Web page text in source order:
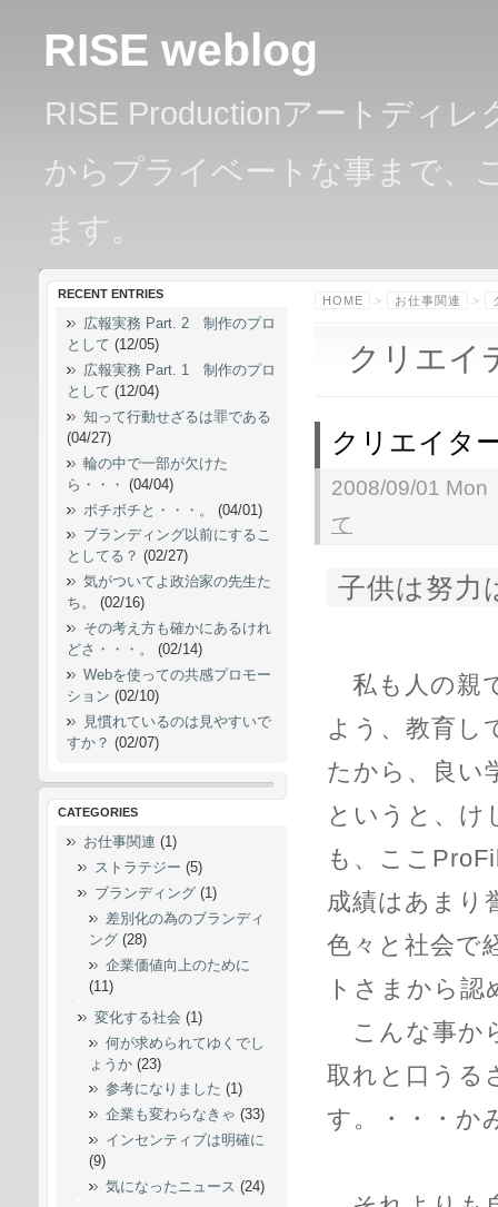
RISE weblog
RISE Productionアートディ
からプライベートな事まで、
ます。
HOME > お仕事関連 >
クリエイ
クリエイタ
2008/09/01 Mon
て
子供は努力
私も人の親
よう、教育し
たから、良い
というと、け
も、ここ
成績はあまり
色々と社会で
トさまから
こんな事か
取れと口うる
す。・・・か
RECENT ENTRIES
広報実務 Part. 2 制作のプロ
として (12/05)
広報実務 Part. 1 制作のプロ
として (12/04)
知って行動せざるは罪である
(04/27)
輪の中で一部が欠けた
ら・・・ (04/04)
ボチボチと・・・。
(04/01)
ブランディング以前にするこ
としてる？ (02/27)
気がついてよ政治家の先生た
ち。
(02/16)
その考え方も確かにあるけれ
どさ・・・。
(02/14)
Webを使っての共感プロモー
ション (02/10)
見慣れているのは見やすいで
すか？ (02/07)
CATEGORIES
お仕事関連 (1)
ストラテジー (5)
ブランディング (1)
差別化の為のブランディ
ング (28)
企業価値向上のために
(11)
変化する社会 (1)
何が求められてゆくでし
ょうか (23)
参考になりました (1)
企業も変わらなきゃ (33)
インセンティブは明確に
(9)
気になったニュース (24)